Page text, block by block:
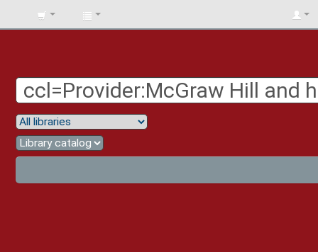
BIBLIOTECA